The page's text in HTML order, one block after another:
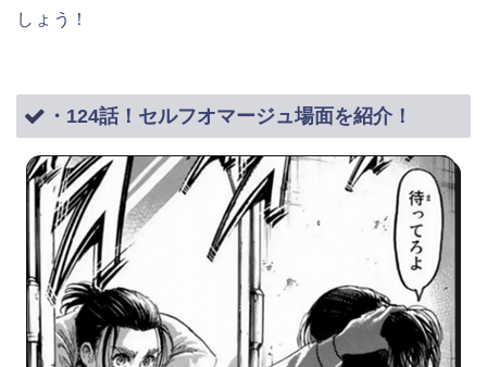
しょう！
・124話！セルフオマージュ場面を紹介！